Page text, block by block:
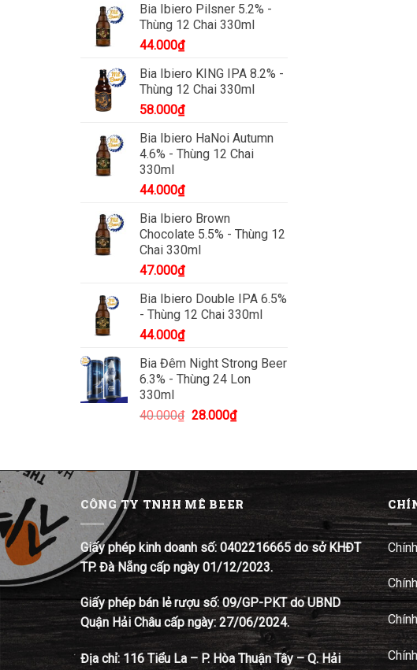
Bia Ibiero Pilsner 5.2% -
Thùng 12 Chai 330ml
44.000₫
Bia Ibiero KING IPA 8.2% -
Thùng 12 Chai 330ml
58.000₫
Bia Ibiero HaNoi Autumn
4.6% - Thùng 12 Chai
330ml
44.000₫
Bia Ibiero Brown
Chocolate 5.5% - Thùng 12
Chai 330ml
47.000₫
Bia Ibiero Double IPA 6.5%
- Thùng 12 Chai 330ml
44.000₫
Bia Đêm Night Strong Beer
6.3% - Thùng 24 Lon
330ml
40.000₫ Giá
28.000₫Giá
CÔNG TY TNHH MÊ BEER
Giấy phép kinh doanh số: 0402216665 do sở KHĐT
TP. Đà Nẵng cấp ngày 01/12/2023.
Giấy phép bán lẻ rượu số: 09/GP-PKT do UBND
Quận Hải Châu cấp ngày: 27/06/2024.
Địa chỉ: 116 Tiểu La – P. Hòa Thuận Tây – Q. Hải